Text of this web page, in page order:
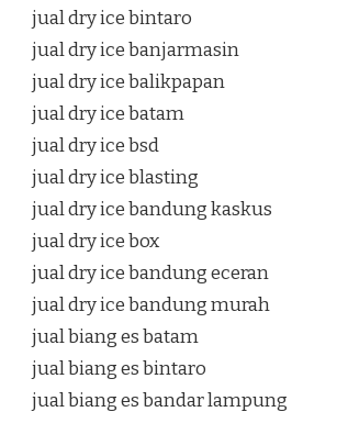
jual dry ice bintaro
jual dry ice banjarmasin
jual dry ice balikpapan
jual dry ice batam
jual dry ice bsd
jual dry ice blasting
jual dry ice bandung kaskus
jual dry ice box
jual dry ice bandung eceran
jual dry ice bandung murah
jual biang es batam
jual biang es bintaro
jual biang es bandar lampung